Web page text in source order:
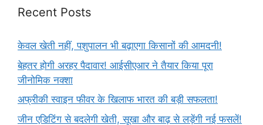
Recent Posts
केवल खेती नहीं, पशुपालन भी बढ़ाएगा किसानों की आमदनी!
बेहतर होगी अरहर पैदावार! आईसीएआर ने तैयार किया पूरा
जीनोमिक नक्शा
अफ्रीकी स्वाइन फीवर के खिलाफ भारत की बड़ी सफलता!
जीन एडिटिंग से बदलेगी खेती, सूखा और बाढ़ से लड़ेंगी नई फसलें!